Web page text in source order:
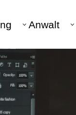
Anwalt